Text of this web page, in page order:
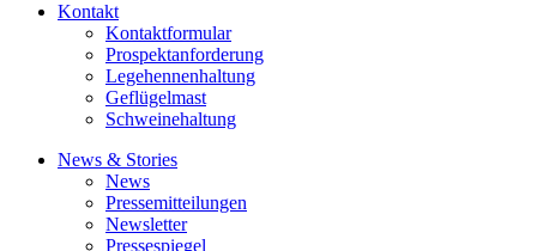
Kontakt
Kontaktformular
Prospektanforderung
Legehennenhaltung
Geflügelmast
Schweinehaltung
News & Stories
News
Pressemitteilungen
Newsletter
Pressespiegel